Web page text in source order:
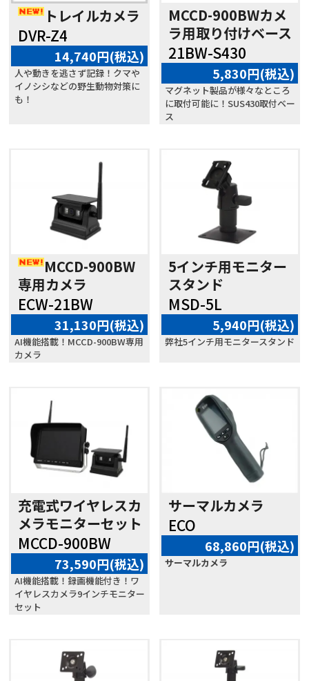
トレイルカメラ
DVR-Z4
14,740円(税込)
人や動きを逃さず記録！クマや
イノシシなどの野生動物対策に
も！
MCCD-900BWカメ
ラ用取り付けベース
21BW-S430
5,830円(税込)
マグネット製品が様々なところ
に取付可能に！SUS430取付ベー
ス
MCCD-900BW
専用カメラ
ECW-21BW
31,130円(税込)
AI機能搭載！MCCD-900BW専用
カメラ
5インチ用モニター
スタンド
MSD-5L
5,940円(税込)
弊社5インチ用モニタースタンド
充電式ワイヤレスカ
メラモニターセット
MCCD-900BW
73,590円(税込)
AI機能搭載！録画機能付き！ワ
イヤレスカメラ9インチモニター
セット
サーマルカメラ
ECO
68,860円(税込)
サーマルカメラ